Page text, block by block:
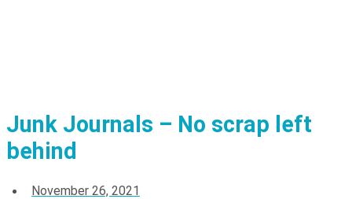
Junk Journals – No scrap left
behind
November 26, 2021